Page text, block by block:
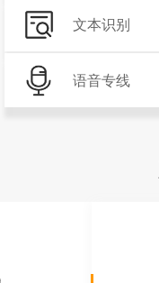
文本识别
语音专线